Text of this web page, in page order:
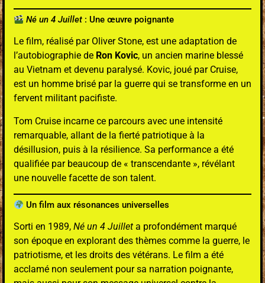
Né un 4 Juillet : Une œuvre poignante
Le film, réalisé par Oliver Stone, est une adaptation de
l’autobiographie de Ron Kovic, un ancien marine blessé
au Vietnam et devenu paralysé. Kovic, joué par Cruise,
est un homme brisé par la guerre qui se transforme en un
fervent militant pacifiste.
Tom Cruise incarne ce parcours avec une intensité
remarquable, allant de la fierté patriotique à la
désillusion, puis à la résilience. Sa performance a été
qualifiée par beaucoup de « transcendante », révélant
une nouvelle facette de son talent.
Un film aux résonances universelles
Sorti en 1989, Né un 4 Juillet a profondément marqué
son époque en explorant des thèmes comme la guerre, le
patriotisme, et les droits des vétérans. Le film a été
acclamé non seulement pour sa narration poignante,